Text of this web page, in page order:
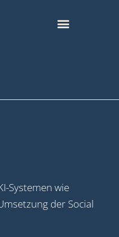
Systemen wie
der Social